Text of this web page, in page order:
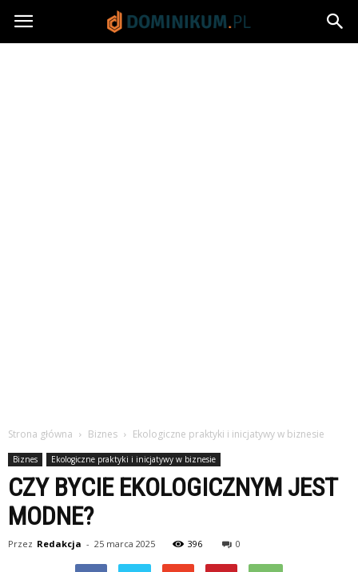
Dominikum.pl
Strona główna Biznes Ekologiczne praktyki i inicjatywy w biznesie
Biznes Ekologiczne praktyki i inicjatywy w biznesie
CZY BYCIE EKOLOGICZNYM JEST
MODNE?
Przez Redakcja - 25 marca 2025 396 0